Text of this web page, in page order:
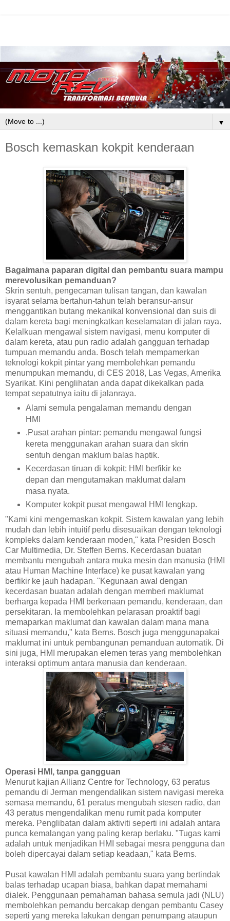
▼
Bosch kemaskan kokpit kenderaan
Bagaimana paparan digital dan pembantu suara mampu
merevolusikan pemanduan?
Skrin sentuh, pengecaman tulisan tangan, dan kawalan
isyarat selama bertahun-tahun telah beransur-ansur
menggantikan butang mekanikal konvensional dan suis di
dalam kereta bagi meningkatkan keselamatan di jalan raya.
Kelalkuan mengawal sistem navigasi, menu komputer di
dalam kereta, atau pun radio adalah gangguan terhadap
tumpuan memandu anda. Bosch telah mempamerkan
teknologi kokpit pintar yang membolehkan pemandu
menumpukan memandu, di CES 2018, Las Vegas, Amerika
Syarikat. Kini penglihatan anda dapat dikekalkan pada
tempat sepatutnya iaitu di jalanraya.
Alami semula pengalaman memandu dengan
HMI
.Pusat arahan pintar: pemandu mengawal fungsi
kereta menggunakan arahan suara dan skrin
sentuh dengan maklum balas haptik.
Kecerdasan tiruan di kokpit: HMI berfikir ke
depan dan mengutamakan maklumat dalam
masa nyata.
Komputer kokpit pusat mengawal HMI lengkap.
"Kami kini mengemaskan kokpit. Sistem kawalan yang lebih
mudah dan lebih intuitif perlu disesuaikan dengan teknologi
kompleks dalam kenderaan moden," kata Presiden Bosch
Car Multimedia, Dr. Steffen Berns. Kecerdasan buatan
membantu mengubah antara muka mesin dan manusia (HMI
atau Human Machine Interface) ke pusat kawalan yang
berfikir ke jauh hadapan. "Kegunaan awal dengan
kecerdasan buatan adalah dengan memberi maklumat
berharga kepada HMI berkenaan pemandu, kenderaan, dan
persekitaran. Ia membolehkan pelarasan proaktif bagi
memaparkan maklumat dan kawalan dalam mana mana
situasi memandu," kata Berns. Bosch juga menggunapakai
maklumat ini untuk pembangunan pemanduan automatik. Di
sini juga, HMI merupakan elemen teras yang membolehkan
interaksi optimum antara manusia dan kenderaan.
Operasi HMI, tanpa gangguan
Menurut kajian Allianz Centre for Technology, 63 peratus
pemandu di Jerman mengendalikan sistem navigasi mereka
semasa memandu, 61 peratus mengubah stesen radio, dan
43 peratus mengendalikan menu rumit pada komputer
mereka. Penglibatan dalam aktiviti seperti ini adalah antara
punca kemalangan yang paling kerap berlaku. "Tugas kami
adalah untuk menjadikan HMI sebagai mesra pengguna dan
boleh dipercayai dalam setiap keadaan," kata Berns.
Pusat kawalan HMI adalah pembantu suara yang bertindak
balas terhadap ucapan biasa, bahkan dapat memahami
dialek. Penggunaan pemahaman bahasa semula jadi (NLU)
membolehkan pemandu bercakap dengan pembantu Casey
seperti yang mereka lakukan dengan penumpang ataupun